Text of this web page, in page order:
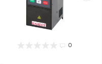
0